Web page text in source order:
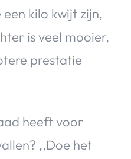
een kilo kwijt zijn,
is veel mooier,
prestatie
heeft voor
,,Doe het